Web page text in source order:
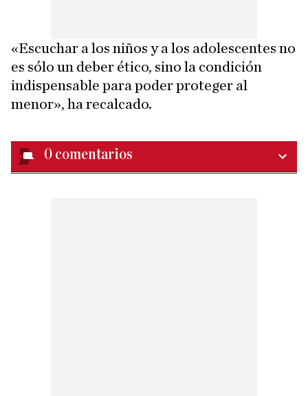
«Escuchar a los niños y a los adolescentes no
es sólo un deber ético, sino la condición
indispensable para poder proteger al
menor», ha recalcado.
0 comentarios